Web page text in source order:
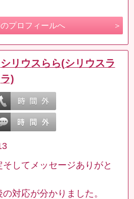
プロフィールへ
シリウスらら(シリウスラ
ラ)
してメッセージありがと
対応が分かりました。